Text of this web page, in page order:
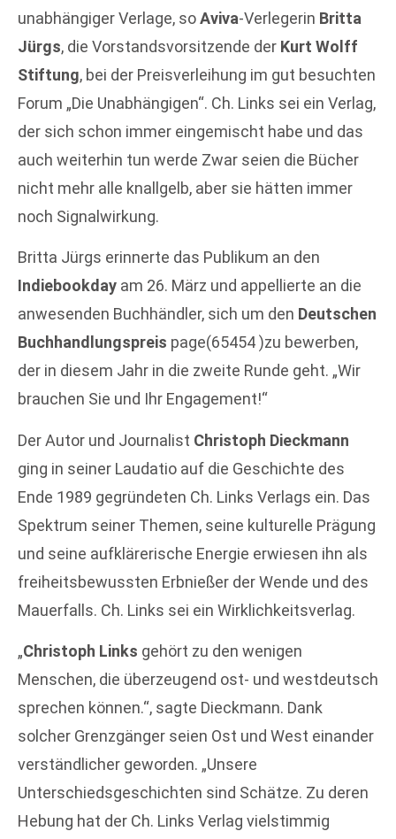
unabhängiger Verlage, soAviva-Verlegerin Britta
Jürgs, die Vorstandsvorsitzende der Kurt Wolff
Stiftung, bei der Preisverleihung im gut besuchten
Forum „Die Unabhängigen“. Ch. Links sei ein Verlag,
der sich schon immer eingemischt habe und das
auch weiterhin tun werde Zwar seien die Bücher
nicht mehr alle knallgelb, aber sie hätten immer
noch Signalwirkung.
Britta Jürgs erinnerte das Publikum an den
Indiebookday am 26. März und appellierte an die
anwesenden Buchhändler, sich um den Deutschen
Buchhandlungspreis page(65454 )zu bewerben,
der in diesem Jahr in die zweite Runde geht. „Wir
brauchen Sie und Ihr Engagement!“
Der Autor und Journalist Christoph Dieckmann
ging in seiner Laudatio auf die Geschichte des
Ende 1989 gegründeten Ch. Links Verlags ein. Das
Spektrum seiner Themen, seine kulturelle Prägung
und seine aufklärerische Energie erwiesen ihn als
freiheitsbewussten Erbnießer der Wende und des
Mauerfalls. Ch. Links sei ein Wirklichkeitsverlag.
„Christoph Links gehört zu den wenigen
Menschen, die überzeugend ost- und westdeutsch
sprechen können.“, sagte Dieckmann. Dank
solcher Grenzgänger seien Ost und West einander
verständlicher geworden. „Unsere
Unterschiedsgeschichten sind Schätze. Zu deren
Hebung hat der Ch. Links Verlag vielstimmig